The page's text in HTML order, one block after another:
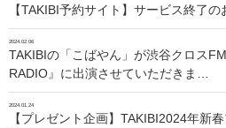
【TAKIBI予約サイト】サービス終了の
2024.02.06
TAKIBIの「こばやん」が渋谷クロス
RADIO』に出演させていただきま…
2024.01.24
【プレゼント企画】TAKIBI2024年新